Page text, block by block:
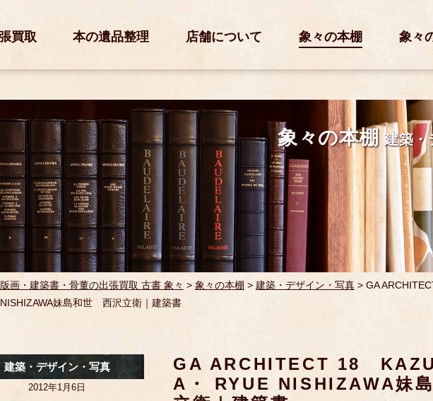
買取 本の遺品整理 店舗について 象々の本棚 象々
象々の本棚 建築・
画・建築書・骨董の出張買取 古書 象々 > 象々の本棚 > 建築・デザイン・写真>GA
妹島和世 西沢立衛｜建築書
GA ARCHITECT 18
A・ RYUE NISHIZAWA妹
建築・デザイン・写真
2012年1月6日